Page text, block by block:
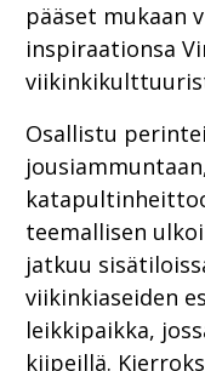
pääset mukaan
inspiraationsa
Osallistu
teemallisen
jatkuu
viikinkiaseiden
leikkipaikka,
kiipeillä.